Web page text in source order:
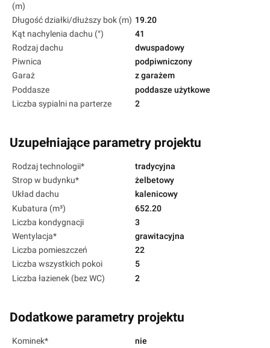
(m)
Długość działki/dłuższy bok (m) 19.20
Kąt nachylenia dachu (°)
41
Rodzaj dachu
dwuspadowy
Piwnica
podpiwniczony
Garaż
z garażem
Poddasze
poddasze użytkowe
Liczba sypialni na parterze
2
Uzupełniające parametry projektu
Rodzaj technologii*
tradycyjna
Strop w budynku*
żelbetowy
Układ dachu
kalenicowy
Kubatura (m³)
652.20
Liczba kondygnacji
3
Wentylacja*
grawitacyjna
Liczba pomieszczeń
22
Liczba wszystkich pokoi
5
Liczba łazienek (bez WC)
2
Dodatkowe parametry projektu
Kominek*
nie